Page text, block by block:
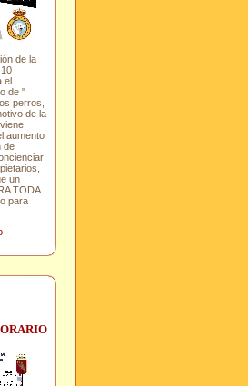
de la
el
de "
perros,
de la
aumento
de
un
TODA
para